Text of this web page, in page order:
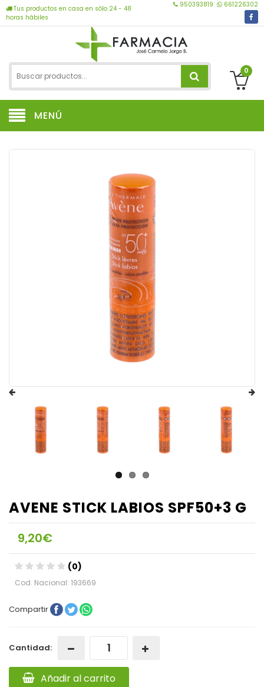
Tus productos en casa en sólo 24 - 48
horas hábiles
950393819 661226302
0
MENÚ
AVENE STICK LABIOS SPF50+3 G
9,20€
(0)
Cod. Nacional: 193669
Compartir
Cantidad:
Añadir al carrito